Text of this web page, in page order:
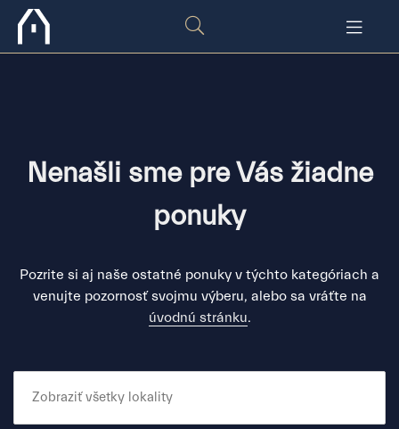
Nenašli sme pre Vás žiadne
ponuky
Pozrite si aj naše ostatné ponuky v týchto kategóriach a
venujte pozornosť svojmu výberu, alebo sa vráťte na
úvodnú stránku.